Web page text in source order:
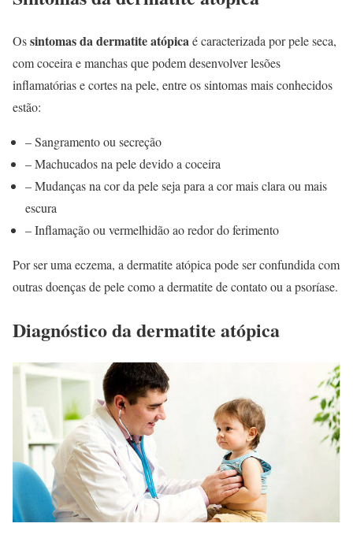
Ossintomas da dermatite atópicaé caracterizada por pele seca,
com coceira e manchas que podem desenvolver lesões
inflamatórias e cortes na pele, entre os sintomas mais conhecidos
estão:
– Sangramento ou secreção
– Machucados na pele devido a coceira
– Mudanças na cor da pele seja para a cor mais clara ou mais
escura
– Inflamação ou vermelhidão ao redor do ferimento
Por ser uma eczema, a dermatite atópica pode ser confundida com
outras doenças de pele como a dermatite de contato ou a psoríase.
Diagnóstico da dermatite atópica